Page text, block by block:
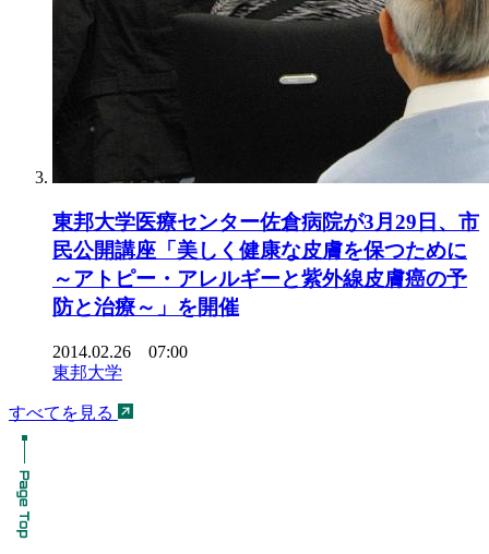
東邦大学医療センター佐倉病院が3月29日、市
民公開講座「美しく健康な皮膚を保つために
～アトピー・アレルギーと紫外線皮膚癌の予
防と治療～」を開催
2014.02.26 07:00
東邦大学
すべてを見る